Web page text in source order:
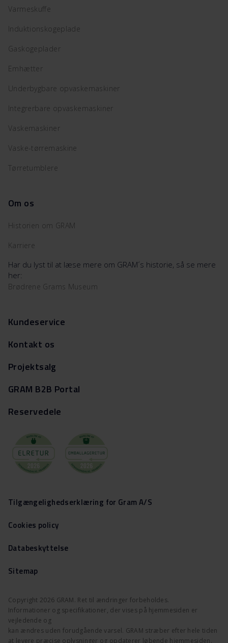
Varmeskuffe
Induktionskogeplade
Gaskogeplader
Emhætter
Underbygbare opvaskemaskiner
Integrerbare opvaskemaskiner
Vaskemaskiner
Vaske-tørremaskine
Tørretumblere
Om os
Historien om GRAM
Karriere
Har du lyst til at læse mere om GRAM´s historie, så se mere
her:
Brødrene Grams Museum
Kundeservice
Kontakt os
Projektsalg
GRAM B2B Portal
Reservedele
Copyright 2026 GRAM. Ret til ændringer forbeholdes.
Informationer og specifikationer, der vises på hjemmesiden er
vejledende og
kan ændres uden forudgående varsel. GRAM stræber efter hele tiden
at levere præcise oplysninger og opdaterer løbende hjemmesiden.
Tilgængelighedserklæring for Gram A/S
Cookies policy
Databeskyttelse
Sitemap